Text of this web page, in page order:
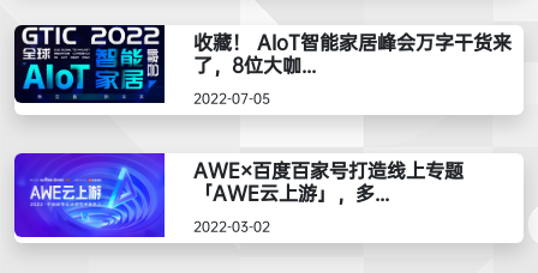
收藏！ AIoT智能家居峰会万字干货来
了，8位大咖...
2022-07-05
AWE×百度百家号打造线上专题
「AWE云上游」，多...
2022-03-02